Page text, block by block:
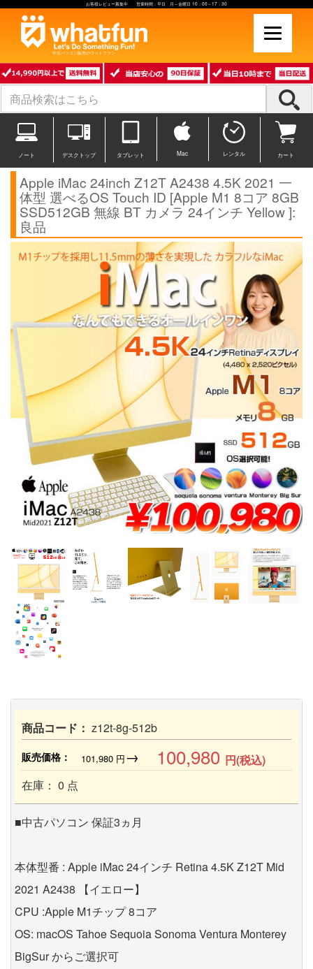
お客様レビュー募集中 営業時間：平日 月～金曜日 10：00～17：30
中古パソコン販売のワットファン
ノート デスクトップ タブレット Mac レンタル カート
Apple iMac 24inch Z12T A2438 4.5K 2021 一
体型 選べるOS Touch ID [Apple M1 8コア 8GB
SSD512GB 無線 BT カメラ 24インチ Yellow ]:
良品
商品コード： z12t-8g-512b
販売価格： 101,980円→ 100,980 円(税込)
在庫： 0 点
■中古パソコン 保証3ヵ月
本体型番 : Apple iMac 24インチ Retina 4.5K Z12T Mid
2021 A2438 【イエロー】
CPU :Apple M1チップ 8コア
OS: macOS Tahoe Sequoia Sonoma Ventura Monterey
BigSur からご選択可